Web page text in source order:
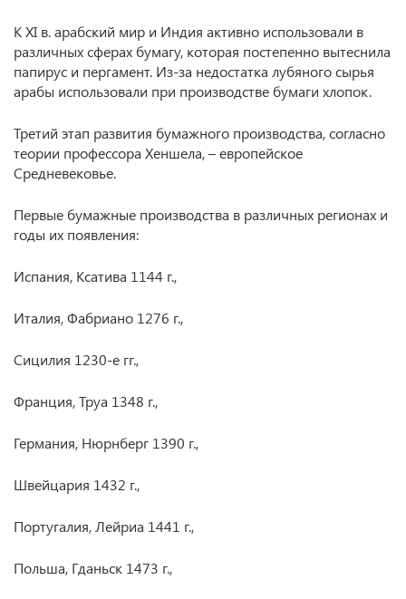
К XI в. арабский мир и Индия активно использовали в
различных сферах бумагу, которая постепенно вытеснила
папирус и пергамент. Из-за недостатка лубяного сырья
арабы использовали при производстве бумаги хлопок.
Третий этап развития бумажного производства, согласно
теории профессора Хеншела, – европейское
Средневековье.
Первые бумажные производства в различных регионах и
годы их появления:
Испания, Ксатива 1144 г.,
Италия, Фабриано 1276 г.,
Сицилия 1230‑е гг.,
Франция, Труа 1348 г.,
Германия, Нюрнберг 1390 г.,
Швейцария 1432 г.,
Португалия, Лейриа 1441 г.,
Польша, Гданьск 1473 г.,